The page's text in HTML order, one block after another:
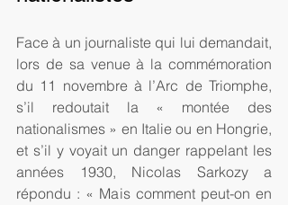
Face à un journaliste qui lui demandait,
lors de sa venue à la commémoration
du 11 novembre à l’Arc de Triomphe,
s’il redoutait la « montée des
nationalismes » en Italie ou en Hongrie,
et s’il y voyait un danger rappelant les
années 1930, Nicolas Sarkozy a
répondu : « Mais comment peut-on en